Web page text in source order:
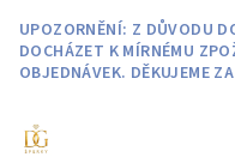
obsah
UPOZORNĚNÍ: Z DŮVODU
DOCHÁZET K MÍRNÉMU
OBJEDNÁVEK. DĚKUJEME